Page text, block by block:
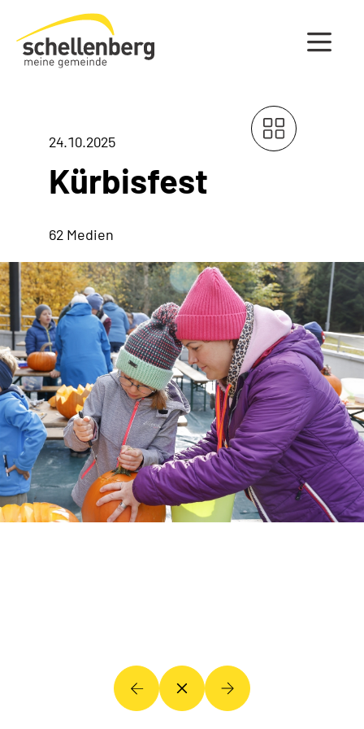
Gemeinde Schellenberg Startseite
24.10.2025
Kürbisfest
62 Medien